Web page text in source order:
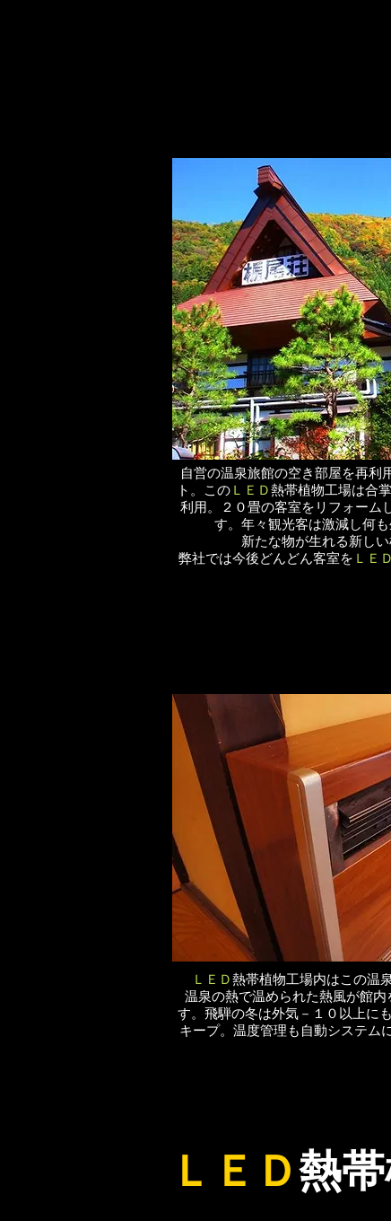
自営の温泉旅館の空き部屋を再利
ト。この ＬＥＤ熱帯植物工場は合
利用。２０畳の客室をリフォーム
す。年々観光客は激減し何
新たな物が生れる新しい
弊社では今後どんどん客室を ＬＥＤ
ＬＥＤ熱帯植物工場内はこの温
温泉の熱で温められた熱風が館
す。飛騨の冬は外気－１０以上に
キープ。温度管理も自動システム
ＬＥＤ熱